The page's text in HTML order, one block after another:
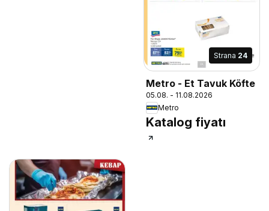
Strana 24
Metro - Et Tavuk Köfte
05.08. - 11.08.2026
Metro
Katalog fiyatı